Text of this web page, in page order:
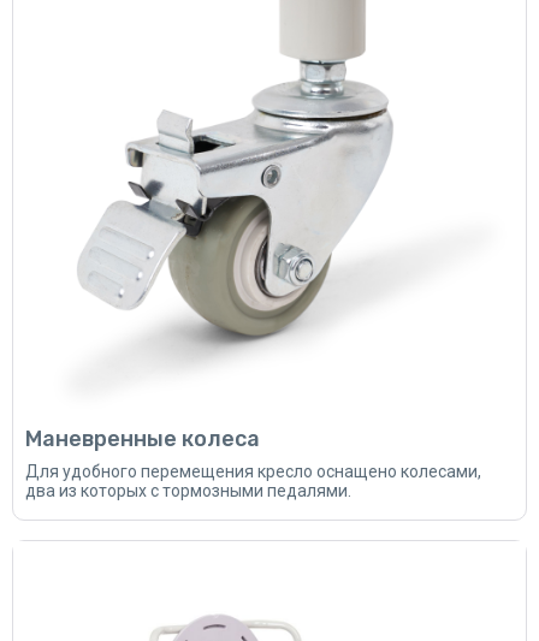
Маневренные колеса
Для удобного перемещения кресло оснащено колесами,
два из которых с тормозными педалями.